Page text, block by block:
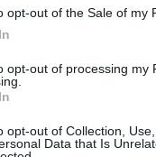
opt-out of the Sale of my
opt-out of processing my
opt-out of Collection,
Data that Is
defencenet.gr
ΑΡΘΡΟ